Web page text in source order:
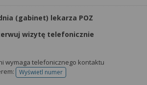
(gabinet) lekarza POZ
wizytę telefonicznie
wymaga telefonicznego kontaktu
Wyświetl numertelefonu do rejestracji